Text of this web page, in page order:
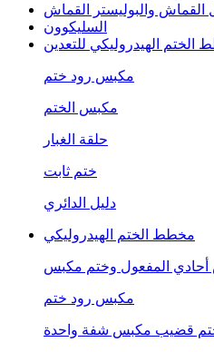
القماش والبوليستر القماش
السليكوون
الختم الهيدروليكي للتعدين
مكبس رود ختم
مكبس الختم
حلقة الغبار
ختم ثابت
دليل الدائري
مخطط الختم الهيدروليكي
المفعول وختم مكبس
مكبس رود ختم
قضيب مكبس شفة واحدة